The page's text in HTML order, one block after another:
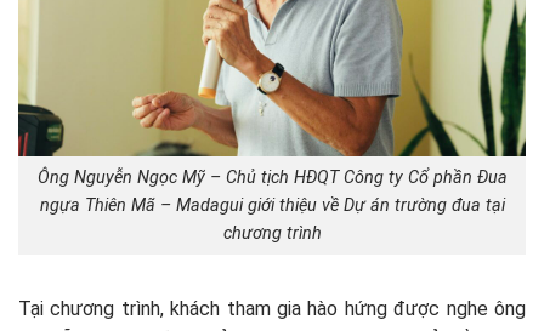
Ông Nguyễn Ngọc Mỹ – Chủ tịch HĐQT Công ty Cổ phần Đua
ngựa Thiên Mã – Madagui giới thiệu về Dự án trường đua tại
chương trình
Tại chương trình, khách tham gia hào hứng được nghe ông